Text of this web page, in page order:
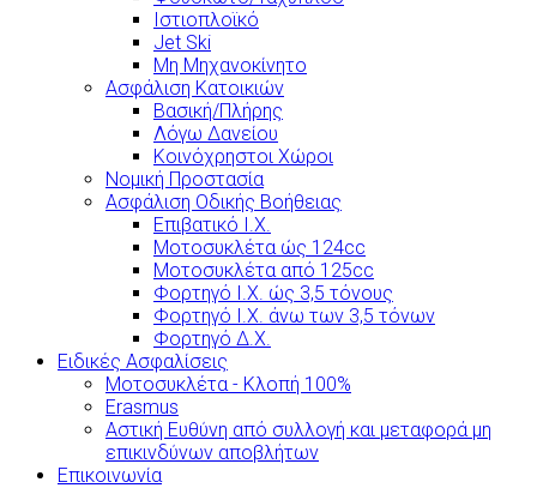
Ιστιοπλοϊκό
Jet Ski
Μη Μηχανοκίνητο
Ασφάλιση Κατοικιών
Βασική/Πλήρης
Λόγω Δανείου
Κοινόχρηστοι Χώροι
Νομική Προστασία
Ασφάλιση Οδικής Βοήθειας
Επιβατικό Ι.Χ.
Μοτοσυκλέτα ώς 124cc
Μοτοσυκλέτα από 125cc
Φορτηγό Ι.Χ. ώς 3,5 τόνους
Φορτηγό Ι.Χ. άνω των 3,5 τόνων
Φορτηγό Δ.Χ.
Ειδικές Ασφαλίσεις
Μοτοσυκλέτα - Κλοπή 100%
Erasmus
Αστική Ευθύνη από συλλογή και μεταφορά μη
επικινδύνων αποβλήτων
Επικοινωνία